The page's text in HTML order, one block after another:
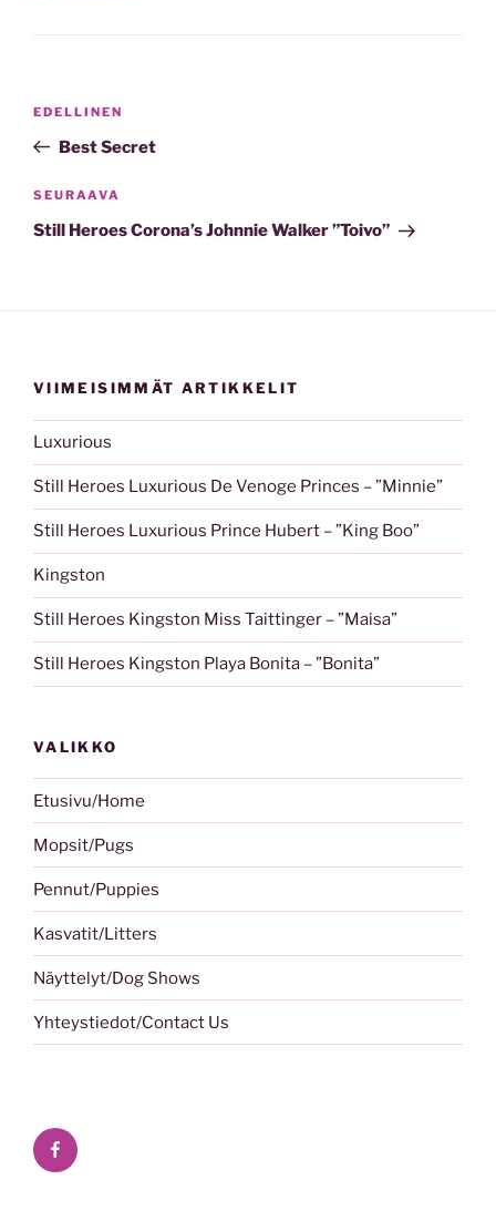
EDELLINEN
Best Secret
SEURAAVA
Still Heroes Corona’s Johnnie Walker ”Toivo”
VIIMEISIMMÄT ARTIKKELIT
Luxurious
Still Heroes Luxurious De Venoge Princes – ”Minnie”
Still Heroes Luxurious Prince Hubert – ”King Boo”​
Kingston
Still Heroes Kingston Miss Taittinger – ”Maisa”
Still Heroes Kingston Playa Bonita – ”Bonita”
VALIKKO
Etusivu/Home
Mopsit/Pugs
Pennut/Puppies
Kasvatit/Litters
Näyttelyt/Dog Shows
Yhteystiedot/Contact Us